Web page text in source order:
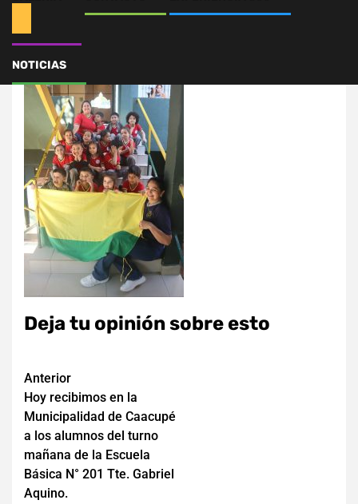
NOTICIAS
Deja tu opinión sobre esto
Navegación
de
entradas
Anterior
Hoy recibimos en la
Municipalidad de Caacupé
a los alumnos del turno
mañana de la Escuela
Básica N° 201 Tte. Gabriel
Aquino.